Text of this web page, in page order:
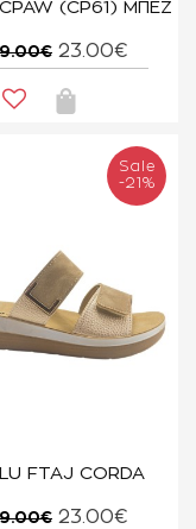
CPAW (CP61) ΜΠΕΖ
23.00€
Sale
-21%
FTAJ CORDA
23.00€